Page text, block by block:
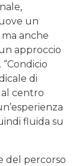
un
anche
approccio
di
centro
fluida su
del percorso